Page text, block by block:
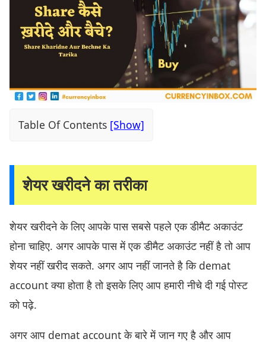
Table Of Contents
शेयर खरीदने का तरीका
शेयर खरीदने के लिए आपके पास सबसे पहले एक डीमैट अकाउंट
होना चाहिए. अगर आपके पास में एक डीमैट अकाउंट नहीं है तो आप
शेयर नहीं खरीद सकते. अगर आप नहीं जानते है कि demat
account क्या होता है तो इसके लिए आप हमारी नीचे दी गई पोस्ट
को पढ़े.
अगर आप demat account के बारे में जान गए है और आप